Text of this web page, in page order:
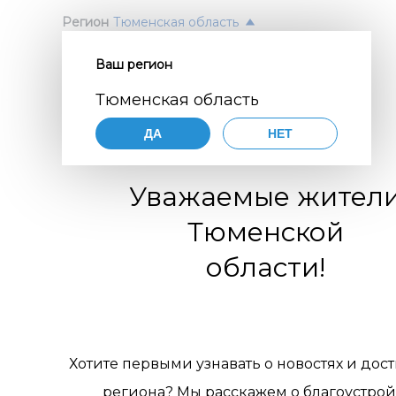
Регион Тюменская область
Ваш регион
Тюменская область
ДА НЕТ
Уважаемые
Тюменской
области!
Хотите первыми узнавать о новостях и
региона? Мы расскажем о
Нажимая
по
Цели
1.